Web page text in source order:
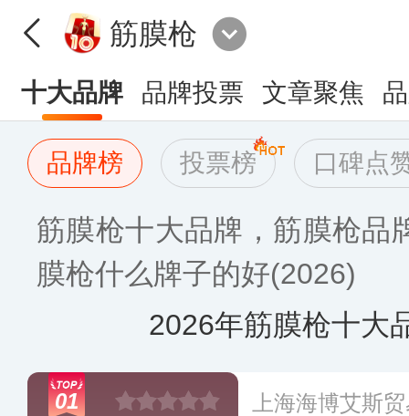
筋膜枪
十大品牌 品牌投票 文章聚焦
品牌榜 投票榜 口碑点
筋膜枪十大品牌，筋膜枪品
膜枪什么牌子的好(2026)
2026年筋膜枪十大
01 上海海博艾斯